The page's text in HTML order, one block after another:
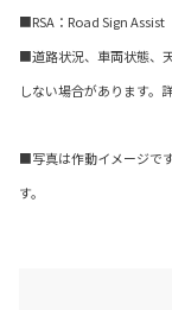
■RSA：Road Sign Assist
■道路状況、車両状態、
しない場合があります。
■写真は作動イメージで
す。